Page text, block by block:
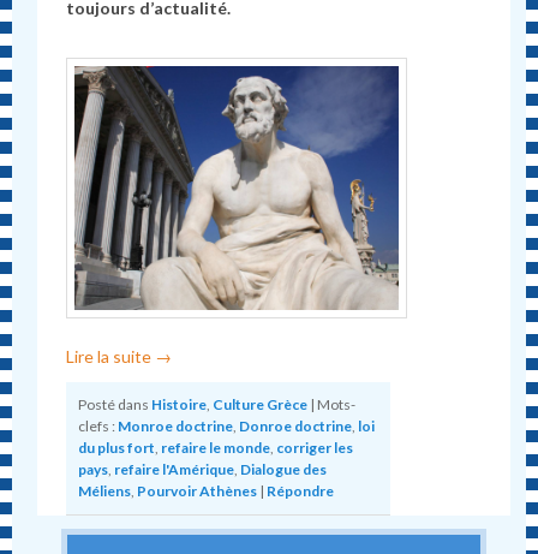
toujours d’actualité.
Lire la suite →
Posté dans Histoire Culture Grèce | Mots-
clefs : Monroe doctrine Donroe doctrine loi
du plus fort refaire le monde corriger les
pays refaire l'Amérique Dialogue des
Méliens Pourvoir Athènes | Répondre